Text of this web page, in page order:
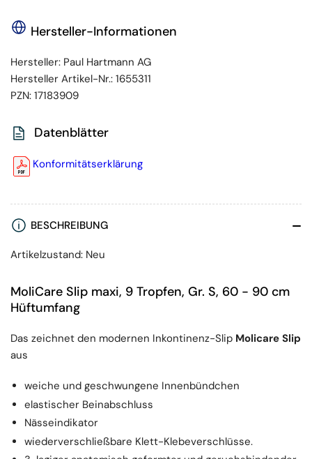
Hersteller-Informationen
Hersteller: Paul Hartmann AG
Hersteller Artikel-Nr.: 1655311
PZN: 17183909
Datenblätter
Konformitätserklärung
BESCHREIBUNG
Artikelzustand: Neu
MoliCare Slip maxi, 9 Tropfen, Gr. S, 60 - 90 cm
Hüftumfang
Das zeichnet den modernen Inkontinenz-Slip Molicare Slip
aus
weiche und geschwungene Innenbündchen
elastischer Beinabschluss
Nässeindikator
wiederverschließbare Klett-Klebeverschlüsse.